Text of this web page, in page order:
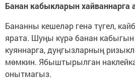
Банан кабыкларын хайваннарга
Бананны кешеләр генә түгел,
ярата. Шуңы күрә банан
куяннарга, дуңгызларның
мөмкин. Ябыштырылган
онытмагыз.